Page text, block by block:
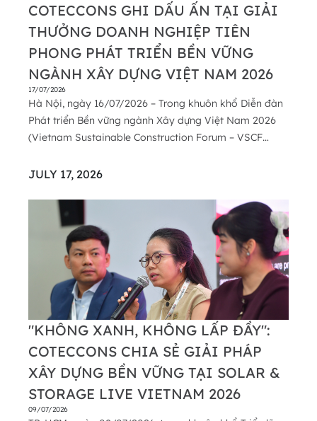
COTECCONS GHI DẤU ẤN TẠI GIẢI
THƯỞNG DOANH NGHIỆP TIÊN
PHONG PHÁT TRIỂN BỀN VỮNG
NGÀNH XÂY DỰNG VIỆT NAM 2026
17/07/2026
Hà Nội, ngày 16/07/2026 – Trong khuôn khổ Diễn đàn
Phát triển Bền vững ngành Xây dựng Việt Nam 2026
(Vietnam Sustainable Construction Forum – VSCF
CTD) được vinh danh trong Top 17 Doanh nghiệp tiên
JULY 17, 2026
"KHÔNG XANH, KHÔNG LẤP ĐẦY":
COTECCONS CHIA SẺ GIẢI PHÁP
XÂY DỰNG BỀN VỮNG TẠI SOLAR &
STORAGE LIVE VIETNAM 2026
09/07/2026